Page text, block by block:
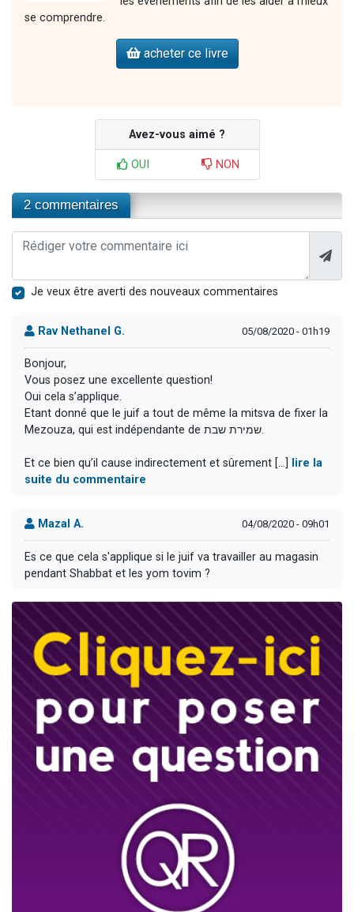
se comprendre.
acheter ce livre
Avez-vous aimé ?
OUI NON
2 commentaires
Je veux être averti des nouveaux commentaires
Rav Nethanel G. 05/08/2020 - 01h19
Bonjour,
Vous posez une excellente question!
Oui cela s’applique.
Etant donné que le juif a tout de même la mitsva de fixer la
Mezouza, qui est indépendante de שמירת שבת.
Et ce bien qu’il cause indirectement et sûrement [...]
lire la
suite du commentaire
Mazal A. 04/08/2020 - 09h01
Es ce que cela s'applique si le juif va travailler au magasin
pendant Shabbat et les yom tovim ?